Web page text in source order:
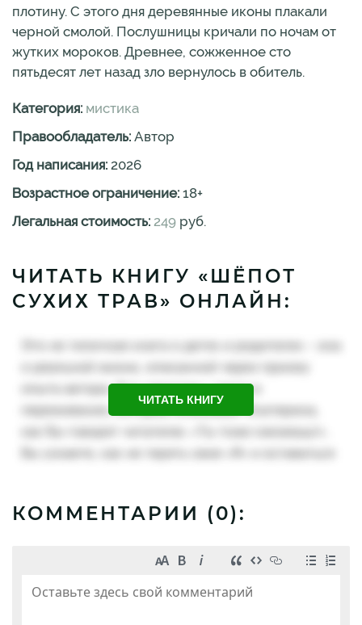
плотину. С этого дня деревянные иконы плакали
черной смолой. Послушницы кричали по ночам от
жутких мороков. Древнее, сожженное сто
пятьдесят лет назад зло вернулось в обитель.
Категория: мистика
Правообладатель: Автор
Год написания: 2026
Возрастное ограничение: 18+
Легальная стоимость: 249 руб.
ЧИТАТЬ КНИГУ «ШЁПОТ
СУХИХ ТРАВ» ОНЛАЙН:
ЧИТАТЬ КНИГУ
КОММЕНТАРИИ (0):